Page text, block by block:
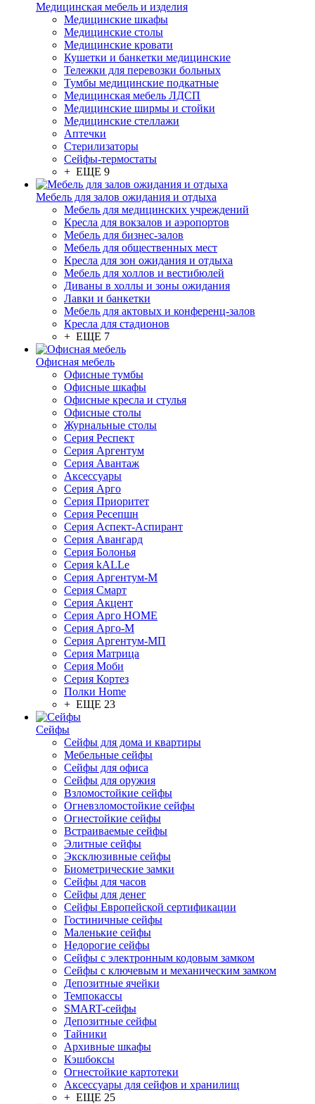
Медицинская мебель и изделия
Медицинские шкафы
Медицинские столы
Медицинские кровати
Кушетки и банкетки медицинские
Тележки для перевозки больных
Тумбы медицинские подкатные
Медицинская мебель ЛДСП
Медицинские ширмы и стойки
Медицинские стеллажи
Аптечки
Стерилизаторы
Сейфы-термостаты
+ ЕЩЕ 9
Мебель для залов ожидания и отдыха
Мебель для медицинских учреждений
Кресла для вокзалов и аэропортов
Мебель для бизнес-залов
Мебель для общественных мест
Кресла для зон ожидания и отдыха
Мебель для холлов и вестибюлей
Диваны в холлы и зоны ожидания
Лавки и банкетки
Мебель для актовых и конференц-залов
Кресла для стадионов
+ ЕЩЕ 7
Офисная мебель
Офисные тумбы
Офисные шкафы
Офисные кресла и стулья
Офисные столы
Журнальные столы
Серия Респект
Серия Аргентум
Серия Авантаж
Аксессуары
Серия Арго
Серия Приоритет
Серия Ресепшн
Серия Аспект-Аспирант
Серия Авангард
Серия Болонья
Серия kALLe
Серия Аргентум-М
Серия Смарт
Серия Акцент
Серия Арго HOME
Серия Арго-М
Серия Аргентум-МП
Серия Матрица
Серия Моби
Серия Кортез
Полки Home
+ ЕЩЕ 23
Сейфы
Сейфы для дома и квартиры
Мебельные сейфы
Сейфы для офиса
Сейфы для оружия
Взломостойкие сейфы
Огневзломостойкие сейфы
Огнестойкие сейфы
Встраиваемые сейфы
Элитные сейфы
Эксклюзивные сейфы
Биометрические замки
Сейфы для часов
Сейфы для денег
Сейфы Европейской сертификации
Гостиничные сейфы
Маленькие сейфы
Недорогие сейфы
Сейфы с электронным кодовым замком
Сейфы с ключевым и механическим замком
Депозитные ячейки
Темпокассы
SMART-сейфы
Депозитные сейфы
Тайники
Архивные шкафы
Кэшбоксы
Огнестойкие картотеки
Аксессуары для сейфов и хранилищ
+ ЕЩЕ 25